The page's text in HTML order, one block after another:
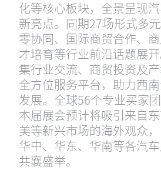
化等核心板块，全景呈现
新亮点。同期27场形式多
零协同、国际商贸合作、
才培育等行业前沿话题展
集行业交流、商贸投资及
全方位服务平台，助力西
发展。全球56个专业买家团
本届展会预计将吸引来自
美等新兴市场的海外观众，
华中、华东、华南等各汽
共襄盛举。